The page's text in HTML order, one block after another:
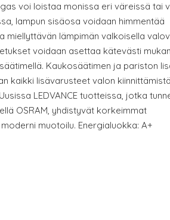
voi loistaa monissa eri väreissä tai
lampun sisäosa voidaan himmentää
miellyttävän lämpimän valkoisella
voidaan asettaa kätevästi
Kaukosäätimen ja pariston
kaikki lisävarusteet valon
LEDVANCE tuotteissa, jotka
OSRAM, yhdistyvät korkeimmat
muotoilu. Energialuokka: A+